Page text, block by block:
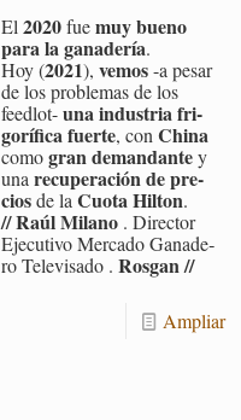
El2020fuemuy bueno
para la ga­na­de­ría.
Hoy (2021),vemos-a pesar
de los pro­ble­mas de los
feed­lot-una in­dus­tria fri­
go­rí­fi­ca fuer­te, conChina
comogran de­man­dan­tey
unare­cu­pe­ra­ción de pre­
ciosde laCuota Hil­ton.
//Raúl Mi­lano . Di­rec­tor
Eje­cu­ti­vo Mer­ca­do Ga­na­de­
ro Te­le­vi­sa­do .Ros­gan //
Am­pliar